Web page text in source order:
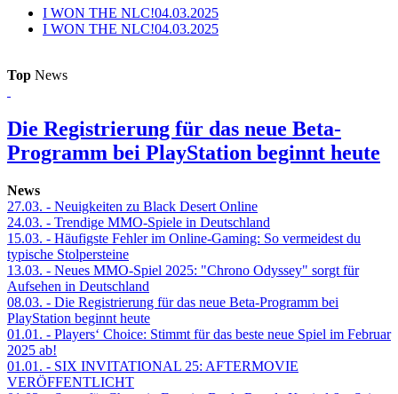
I WON THE NLC!04.03.2025
I WON THE NLC!04.03.2025
Top News
Die Registrierung für das neue Beta-
Programm bei PlayStation beginnt heute
News
27.03. - Neuigkeiten zu Black Desert Online
24.03. - Trendige MMO-Spiele in Deutschland
15.03. - Häufigste Fehler im Online-Gaming: So vermeidest du
typische Stolpersteine
13.03. - Neues MMO-Spiel 2025: "Chrono Odyssey" sorgt für
Aufsehen in Deutschland
08.03. - Die Registrierung für das neue Beta-Programm bei
PlayStation beginnt heute
01.01. - Players‘ Choice: Stimmt für das beste neue Spiel im Februar
2025 ab!
01.01. - SIX INVITATIONAL 25: AFTERMOVIE
VERÖFFENTLICHT